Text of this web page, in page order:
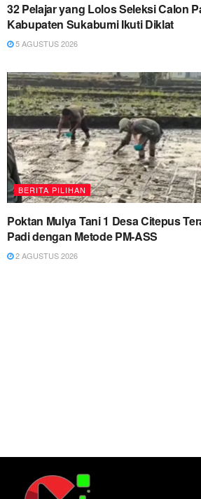
32 Pelajar yang Lolos Seleksi Calon
Kabupaten Sukabumi Ikuti Diklat
5 AGUSTUS 2026
BERITA PILIHAN
Poktan Mulya Tani 1 Desa Citepus
Padi dengan Metode PM-ASS
2 AGUSTUS 2026